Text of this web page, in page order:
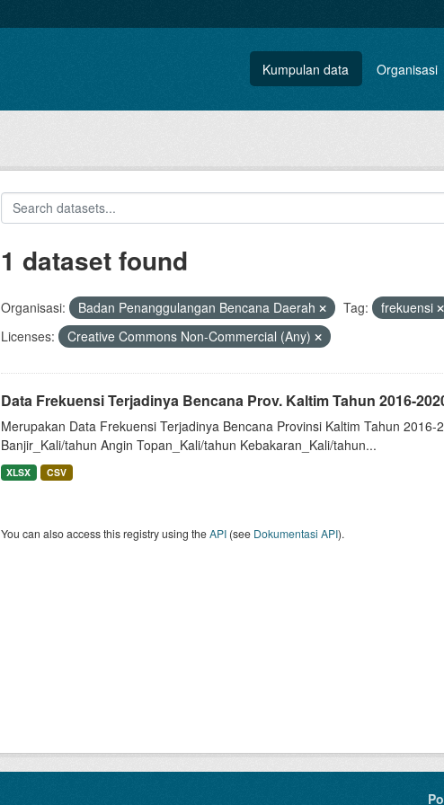
Kumpulan data Organisasi
1 dataset found
Organisasi: Badan Penanggulangan Bencana Daerah Tag:
frekuensi
Licenses:
Creative Commons Non-Commercial (Any)
Data Frekuensi Terjadinya Bencana Prov. Kaltim Tahun 2016-
Merupakan Data Frekuensi Terjadinya Bencana Provinsi Kaltim Tahun
Banjir_Kali/tahun Angin Topan_Kali/tahun Kebakaran_Kali/tahun...
XLSX CSV
You can also access this registry using theAPI(see Dokumentasi API).